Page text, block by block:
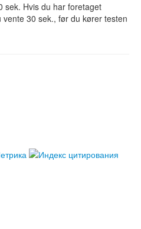
sek. Hvis du har foretaget
30 sek., før du kører testen